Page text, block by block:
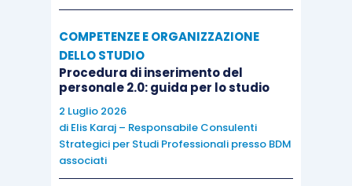
COMPETENZE E ORGANIZZAZIONE
DELLO STUDIO
Procedura di inserimento del
personale 2.0: guida per lo studio
2 Luglio 2026
di Elis Karaj – Responsabile Consulenti
Strategici per Studi Professionali presso BDM
associati